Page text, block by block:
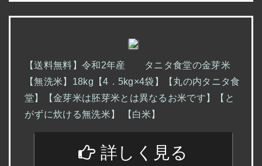
【送料無料】令和2年産 タニタ食堂の金芽米
【無洗米】18kg【4．5kg×4袋】【丸の内タニタ食
堂】【金芽米は胚芽米とは異なるお米です】【と
がずに炊ける無洗米】 【白米】
詳しく見る